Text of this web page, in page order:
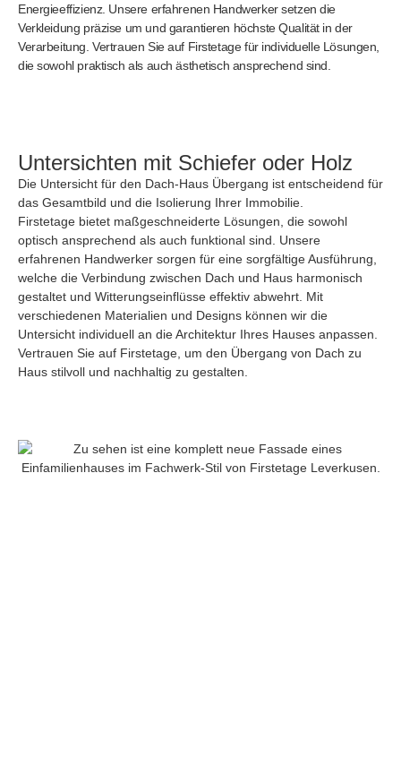
Energieeffizienz. Unsere erfahrenen Handwerker setzen die
Verkleidung präzise um und garantieren höchste Qualität in der
Verarbeitung. Vertrauen Sie auf Firstetage für individuelle Lösungen,
die sowohl praktisch als auch ästhetisch ansprechend sind.
Untersichten mit Schiefer oder Holz
Die Untersicht für den Dach-Haus Übergang ist entscheidend für
das Gesamtbild und die Isolierung Ihrer Immobilie.
Firstetage bietet maßgeschneiderte Lösungen, die sowohl
optisch ansprechend als auch funktional sind. Unsere
erfahrenen Handwerker sorgen für eine sorgfältige Ausführung,
welche die Verbindung zwischen Dach und Haus harmonisch
gestaltet und Witterungseinflüsse effektiv abwehrt. Mit
verschiedenen Materialien und Designs können wir die
Untersicht individuell an die Architektur Ihres Hauses anpassen.
Vertrauen Sie auf Firstetage, um den Übergang von Dach zu
Haus stilvoll und nachhaltig zu gestalten.